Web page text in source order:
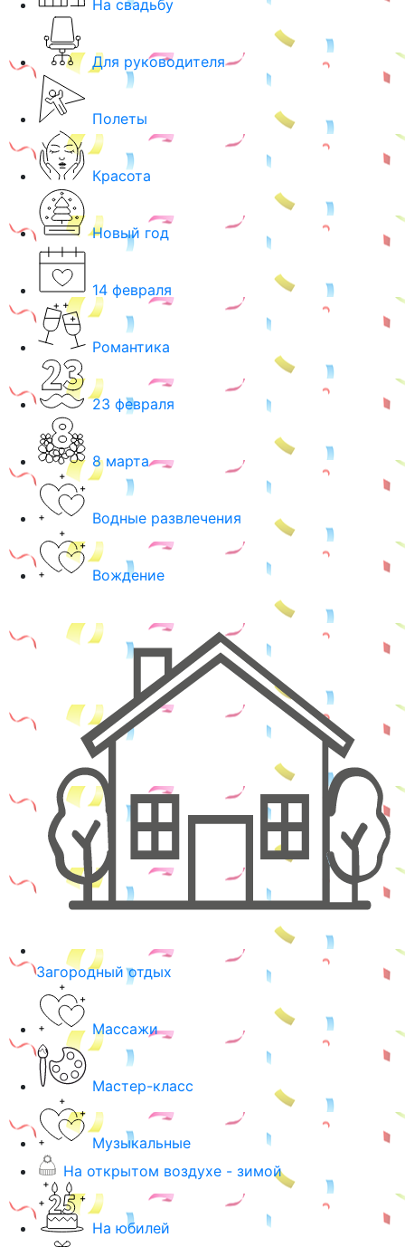
На свадьбу
Для руководителя
Полеты
Красота
Новый год
14 февраля
Романтика
23 февраля
8 марта
Водные развлечения
Вождение
Загородный отдых
Массажи
Мастер-класс
Музыкальные
На открытом воздухе - зимой
На юбилей